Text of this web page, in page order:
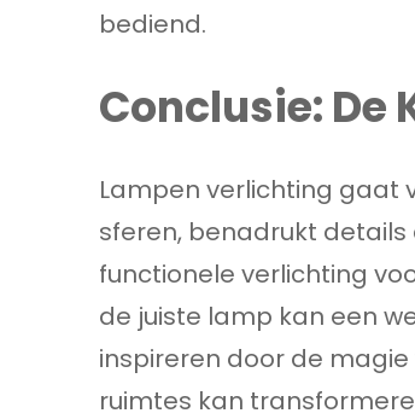
bediend.
Conclusie: De
Lampen verlichting gaat
sferen, benadrukt
functionele verlichting
de juiste lamp kan een
inspireren door de
ruimtes kan